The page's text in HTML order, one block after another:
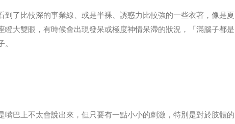
到了比較深的事業線、或是半裸、誘惑力比較強的一些衣著，像是夏
瞪大雙眼，有時候會出現發呆或極度神情呆滯的狀況，「滿腦子都是
嘴巴上不太會說出來，但只要有一點小小的刺激，特別是對於肢體的